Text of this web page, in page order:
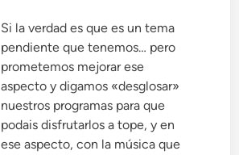
Si la verdad es que es un tema
pendiente que tenemos… pero
prometemos mejorar ese
aspecto y digamos «desglosar»
nuestros programas para que
podais disfrutarlos a tope, y en
ese aspecto, con la música que